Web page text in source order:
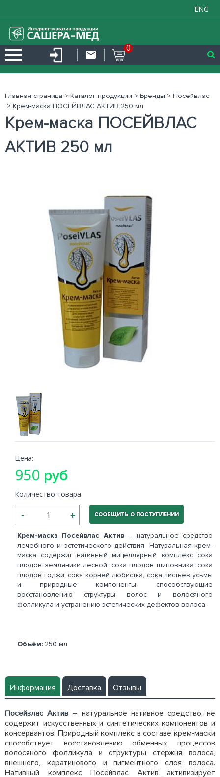
ENG
0
Главная страница > Каталог продукции > Бренды > Посейвлас
> Крем-маска ПОСЕЙВЛАС АКТИВ 250 мл
Крем-маска ПОСЕЙВЛАС
АКТИВ 250 мл
Крем-маска Посейвлас Актив– натуральное средство
лечебного и эстетического действия. Натуральная крем-
маска содержит нативный мицеллярный комплекс сока
плодов земляники лесной, сока плодов шиповника, сока
плодов годжи, сока корней любистка, сока листьев усьмы
и природные компоненты, способствующие
восстановлению структуры волос и волосяного
фолликула и устранению эстетических дефектов волоса.
Объём: 250 мл
Цена:
950 руб
Количество товара
СООБЩИТЬ О ПОСТУПЛЕНИИ
Информация Доставка Отзывы
Посейвлас Актив – натуральное нативное средство, не
содержит искусственных и синтетических компонентов и
консервантов. Природный комплекс в составе крем-маски
способствует восстановлению обменных процессов
волосяного фолликула и структуры стержня волоса,
внешнего, кератинового и пигментного слоя волоса.
Нативный комплекс Посейвлас Актив активизирует